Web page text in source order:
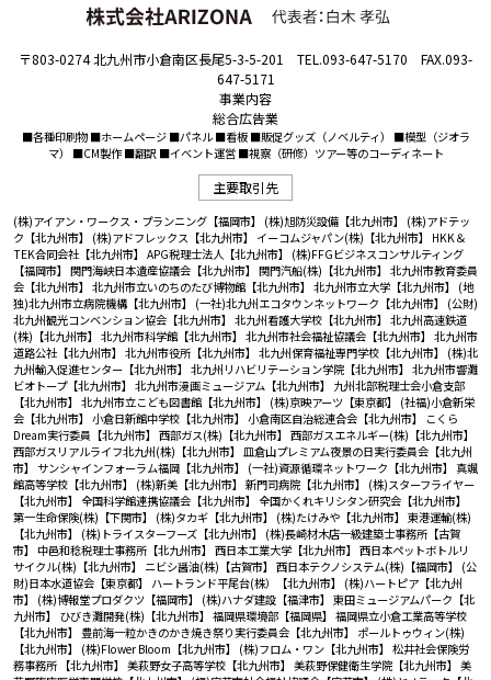
〒803-0274 北九州市小倉南区長尾5-3-5-201 TEL.093-647-5170 FAX.093-
647-5171
事業内容
総合広告業
■各種印刷物 ■ホームページ ■パネル ■看板 ■販促グッズ（ノベルティ） ■模型（ジオラ
マ） ■CM製作 ■翻訳 ■イベント運営 ■視察（研修）ツアー等のコーディネート
主要取引先
(株)アイアン・ワークス・プランニング【福岡市】 (株)旭防災設備【北九州市】 (株)アドテッ
ク【北九州市】 (株)アドフレックス【北九州市】 イーコムジャパン(株)【北九州市】 HKK＆
TEK合同会社【北九州市】 APG税理士法人【北九州市】 (株)FFGビジネスコンサルティング
【福岡市】 関門海峡日本遺産協議会【北九州市】 関門汽船(株)【北九州市】 北九州市教育委員
会【北九州市】 北九州市立いのちのたび博物館【北九州市】 北九州市立大学【北九州市】 (地
独)北九州市立病院機構【北九州市】 (一社)北九州エコタウンネットワーク【北九州市】 (公財)
北九州観光コンベンション協会【北九州市】 北九州看護大学校【北九州市】 北九州高速鉄道
(株)【北九州市】 北九州市科学館【北九州市】 北九州市社会福祉協議会【北九州市】 北九州市
道路公社【北九州市】 北九州市役所【北九州市】 北九州保育福祉専門学校【北九州市】 (株)北
九州輸入促進センター【北九州市】 北九州リハビリテーション学院【北九州市】 北九州市響灘
ビオトープ【北九州市】 北九州市漫画ミュージアム【北九州市】 九州北部税理士会小倉支部
【北九州市】 北九州市立こども図書館【北九州市】 (株)京映アーツ【東京都】 (社福)小倉新栄
会【北九州市】 小倉日新館中学校【北九州市】 小倉南区自治総連合会【北九州市】
こくら
Dream実行委員【北九州市】 西部ガス(株)【北九州市】 西部ガスエネルギー(株)【北九州市】
西部ガスリアルライフ北九州(株)【北九州市】 皿倉山プレミアム夜景の日実行委員会【北九州
市】 サンシャインフォーラム福岡【北九州市】 (一社)資源循環ネットワーク【北九州市】 真颯
館高等学校【北九州市】 (株)新美【北九州市】 新門司病院【北九州市】 (株)スターフライヤー
【北九州市】 全国科学館連携協議会【北九州市】 全国かくれキリシタン研究会【北九州市】
第一生命保険(株)【下関市】 (株)タカギ【北九州市】 (株)たけみや【北九州市】 東港運輸(株)
【北九州市】 (株)トライスターフーズ【北九州市】 (株)長崎材木店一級建築士事務所【古賀
市】 中邑和稔税理士事務所【北九州市】 西日本工業大学【北九州市】 西日本ペットボトルリ
サイクル(株)【北九州市】 ニビシ醤油(株)【古賀市】 西日本テクノシステム(株)【福岡市】 (公
財)日本水道協会【東京都】 ハートランド平尾台(株）【北九州市】 (株)ハートピア【北九州
市】 (株)博報堂プロダクツ【福岡市】 (株)ハナダ建設【福津市】 東田ミュージアムパーク【北
九州市】 ひびき灘開発(株)【北九州市】 福岡県環境部【福岡県】 福岡県立小倉工業高等学校
【北九州市】 豊前海一粒かきのかき焼き祭り実行委員会【北九州市】 ポールトゥウィン(株)
【北九州市】 (株)Flower Bloom【北九州市】 (株)フロム・ワン【北九州市】 松井社会保険労
務事務所 【北九州市】 美萩野女子高等学校【北九州市】 美萩野保健衛生学院【北九州市】 美